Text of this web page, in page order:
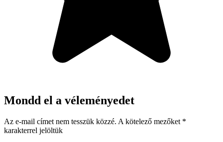
Mondd el a véleményedet
Az e-mail címet nem tesszük közzé. A kötelező mezőket *
karakterrel jelöltük